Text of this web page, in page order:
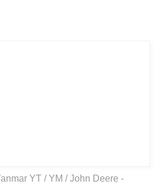
YT / YM / John Deere -